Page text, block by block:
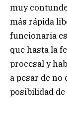
muy
más rápida
funcionaria
que hasta la
procesal y
a pesar de
posibilidad